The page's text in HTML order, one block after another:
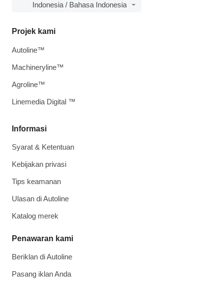
Indonesia / Bahasa Indonesia
Informasi
Syarat & Ketentuan
Kebijakan privasi
Tips keamanan
Ulasan di Autoline
Katalog merek
Penawaran kami
Beriklan di Autoline
Pasang iklan Anda
Projek kami
Autoline™
Machineryline™
Agroline™
Linemedia Digital ™